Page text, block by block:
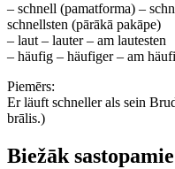
– schnell (pamatforma) –
schnellsten (pārākā pakāpe)
– laut – lauter – am lautesten
– häufig – häufiger – am
Piemērs:
Er läuft schneller als sein
brālis.)
Biežāk